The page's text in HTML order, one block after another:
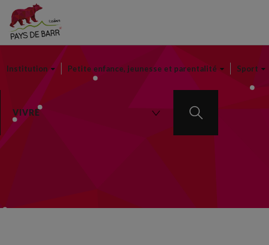
Institution Petite enfance, jeunesse et parentalité Sport
VIVRE